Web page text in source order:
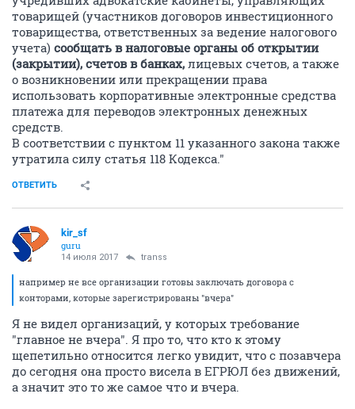
товарищей (участников договоров инвестиционного
товарищества, ответственных за ведение налогового
учета) сообщать в налоговые органы об открытии
(закрытии), счетов в банках, лицевых счетов, а также
о возникновении или прекращении права
использовать корпоративные электронные средства
платежа для переводов электронных денежных
средств.
В соответствии с пунктом 11 указанного закона также
утратила силу статья 118 Кодекса."
ОТВЕТИТЬ
kir_sf
guru
14 июля 2017 transs
например не все организации готовы заключать договора с
конторами, которые зарегистрированы "вчера"
Я не видел организаций, у которых требование
"главное не вчера". Я про то, что кто к этому
щепетильно относится легко увидит, что с позавчера
до сегодня она просто висела в ЕГРЮЛ без движений,
а значит это то же самое что и вчера.